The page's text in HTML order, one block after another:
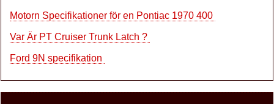
Motorn Specifikationer för en Pontiac 1970 400
Var Är PT Cruiser Trunk Latch ?
Ford 9N specifikation